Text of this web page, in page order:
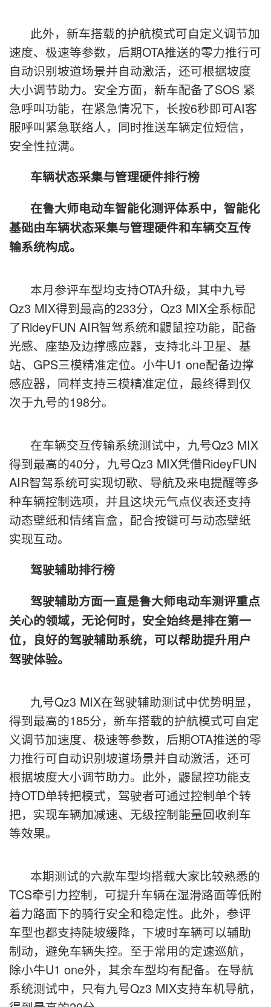
此外，新车搭载的护航模式可自定义调节加
速度、极速等参数，后期OTA推送的零力推行可
自动识别坡道场景并自动激活，还可根据坡度
大小调节助力。安全方面，新车配备了SOS 紧
急呼叫功能，在紧急情况下，长按6秒即可AI客
服呼叫紧急联络人，同时推送车辆定位短信，
安全性拉满。
车辆状态采集与管理硬件排行榜
在鲁大师电动车智能化测评体系中，智能化
基础由车辆状态采集与管理硬件和车辆交互传
输系统构成。
本月参评车型均支持OTA升级，其中九号
Qz3 MIX得到最高的233分，Qz3 MIX全系标配
了RideyFUN AIR智驾系统和鼹鼠控功能，配备
光感、座垫及边撑感应器，支持北斗卫星、基
站、GPS三模精准定位。小牛U1 one配备边撑
感应器，同样支持三模精准定位，最终得到仅
次于九号的198分。
在车辆交互传输系统测试中，九号Qz3 MIX
得到最高的40分，九号Qz3 MIX凭借RideyFUN
AIR智驾系统可实现切歌、导航及来电提醒等多
种车辆控制选项，并且这块元气点仪表还支持
动态壁纸和情绪盲盒，配合按键可与动态壁纸
实现互动。
驾驶辅助排行榜
驾驶辅助方面一直是鲁大师电动车测评重点
关心的领域，无论何时，安全始终是排在第一
位，良好的驾驶辅助系统，可以帮助提升用户
驾驶体验。
九号Qz3 MIX在驾驶辅助测试中优势明显，
得到最高的185分，新车搭载的护航模式可自定
义调节加速度、极速等参数，后期OTA推送的零
力推行可自动识别坡道场景并自动激活，还可
根据坡度大小调节助力。此外，鼹鼠控功能支
持OTD单转把模式，驾驶者可通过控制单个转
把，实现车辆加减速、无级控制能量回收刹车
等效果。
本期测试的六款车型均搭载大家比较熟悉的
TCS牵引力控制，可提升车辆在湿滑路面等低附
着力路面下的骑行安全和稳定性。此外，参评
车型也都支持陡坡缓降，下坡时车辆可以辅助
制动，避免车辆失控。至于常用的定速巡航，
除小牛U1 one外，其余车型均有配备。在导航
系统测试中，只有九号Qz3 MIX支持车机导航，